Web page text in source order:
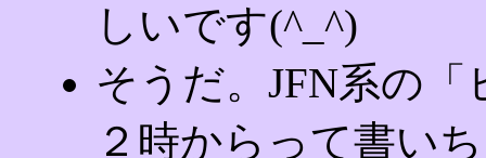
しいです(^_^)
そうだ。JFN系の
２時からって書い